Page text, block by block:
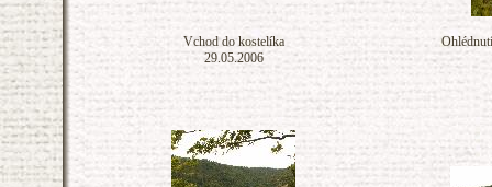
Vchod do kostelíka
29.05.2006